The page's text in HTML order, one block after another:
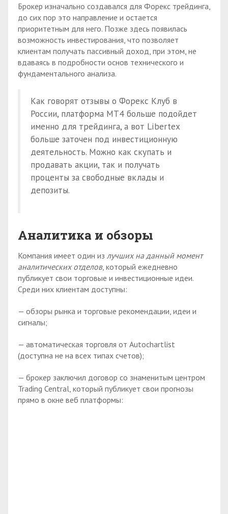
Брокер изначально создавался для Форекс трейдинга,
до сих пор это направление и остается
приоритетным для него. Позже здесь появилась
возможность инвестирования, что позволяет
клиентам получать пассивный доход, при этом, не
вдаваясь в подробности основ технического и
фундаментального анализа.
Как говорят отзывы о Форекс Клуб в
России, платформа МТ4 больше подойдет
именно для трейдинга, а вот Libertex
больше заточен под инвестиционную
деятельность. Можно как скупать и
продавать акции, так и получать
проценты за свободные вклады и
депозиты.
Аналитика и обзоры
Компания имеет один из лучших на данный момент
аналитических отделов, который ежедневно
публикует свои торговые и инвестиционные идеи.
Среди них клиентам доступны:
— обзоры рынка и торговые рекомендации, идеи и
сигналы;
— автоматическая торговля от Autochartlist
(доступна не на всех типах счетов);
— брокер заключил договор со знаменитым центром
Trading Central, который публикует свои прогнозы
прямо в окне веб платформы: